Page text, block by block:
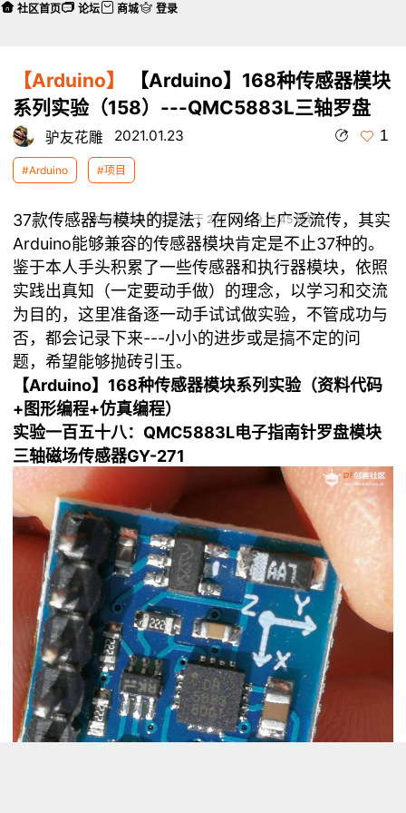
【Arduino】
【Arduino】168种传感器模块
系列实验（158）---QMC5883L三轴罗盘
驴友花雕 2021.01.23 1
#Arduino #项目
本帖最后由 驴友花雕 于 2021-9-29 15:45 编辑
37款传感器与模块的提法，在网络上广泛流传，其实
Arduino能够兼容的传感器模块肯定是不止37种的。
鉴于本人手头积累了一些传感器和执行器模块，依照
实践出真知（一定要动手做）的理念，以学习和交流
为目的，这里准备逐一动手试试做实验，不管成功与
否，都会记录下来---小小的进步或是搞不定的问
题，希望能够抛砖引玉。
【Arduino】168种传感器模块系列实验（资料代码
+图形编程+仿真编程）
实验一百五十八：QMC5883L电子指南针罗盘模块
三轴磁场传感器GY-271
社区首页 论坛 商城 登录